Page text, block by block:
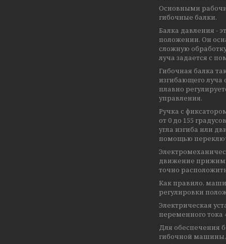
Основными
гибочные балки.
Балка давления -
положении. Он
сложную
луча задается с
Гибочная балка
изгибающего луча
плавно
управления.
Ручка с
от 0 до 155
угла изгиба или
помощью
движение
точно
Как правило,
регулировки
Электрическая
переменного тока
Для обеспечения
гибочной машины,